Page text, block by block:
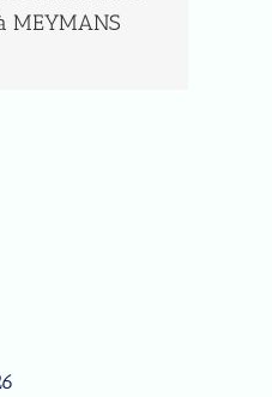
MEYMANS